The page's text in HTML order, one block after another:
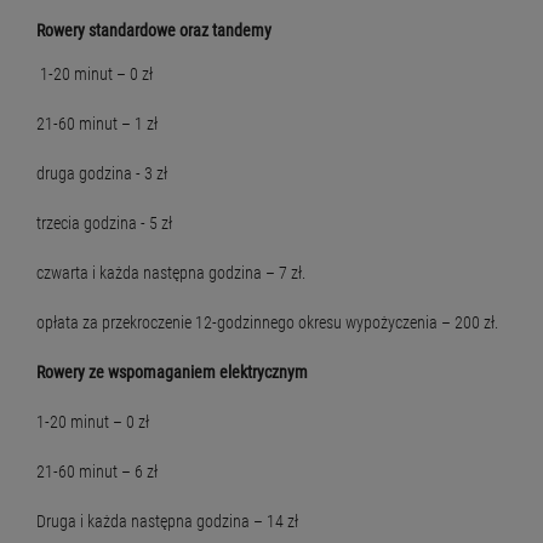
Rowery standardowe oraz tandemy
1-20 minut – 0 zł
21-60 minut – 1 zł
druga godzina - 3 zł
trzecia godzina - 5 zł
czwarta i każda następna godzina – 7 zł.
opłata za przekroczenie 12-godzinnego okresu wypożyczenia – 200 zł.
Rowery ze wspomaganiem elektrycznym
1-20 minut – 0 zł
21-60 minut – 6 zł
Druga i każda następna godzina – 14 zł